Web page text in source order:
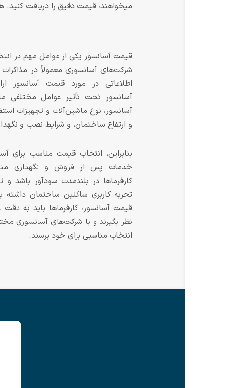
میخواهند، قیمت دقیق را دریافت
قیمت آسانسور یکی از عوامل مهم در
شرکت‌های آسانسوری معمولاً در مذاکرات
اطلاعاتی در مورد قیمت آسانسور
آسانسور تحت تأثیر عوامل مختلفی
آسانسور، نوع ماشین‌آلات و تجهیزات
و ارتفاع ساختمان، و شرایط نصب و
بنابراین، انتخاب قیمت مناسب برای
خدمات پس از فروش و نگهداری
کارفرماها در بلندمدت سودآور باشد و
تجربه کاربری ساکنین ساختمان داشته
قیمت آسانسور، کارفرماها باید به
نظر بگیرند و با شرکت‌های آسانسوری
انتخاب مناسبی برای خود برسند.